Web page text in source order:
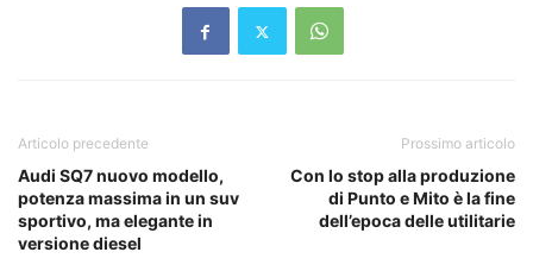
Articolo precedente
Audi SQ7 nuovo modello,
potenza massima in un suv
sportivo, ma elegante in
versione diesel
Prossimo articolo
Con lo stop alla produzione
di Punto e Mito è la fine
dell’epoca delle utilitarie